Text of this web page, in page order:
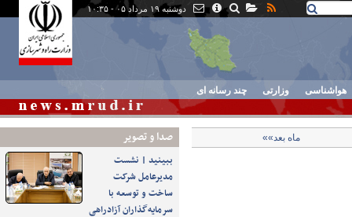
دوشنبه ۱۹ مرداد ۰۵ - ۱۰:۳۵
هواشناسی وزارتی چند رسانه ای
صدا و تصوير
ببینید | نشست
مدیرعامل شرکت
ساخت و توسعه با
سرمایه‌گذاران آزادراهی
ماه بعد»»